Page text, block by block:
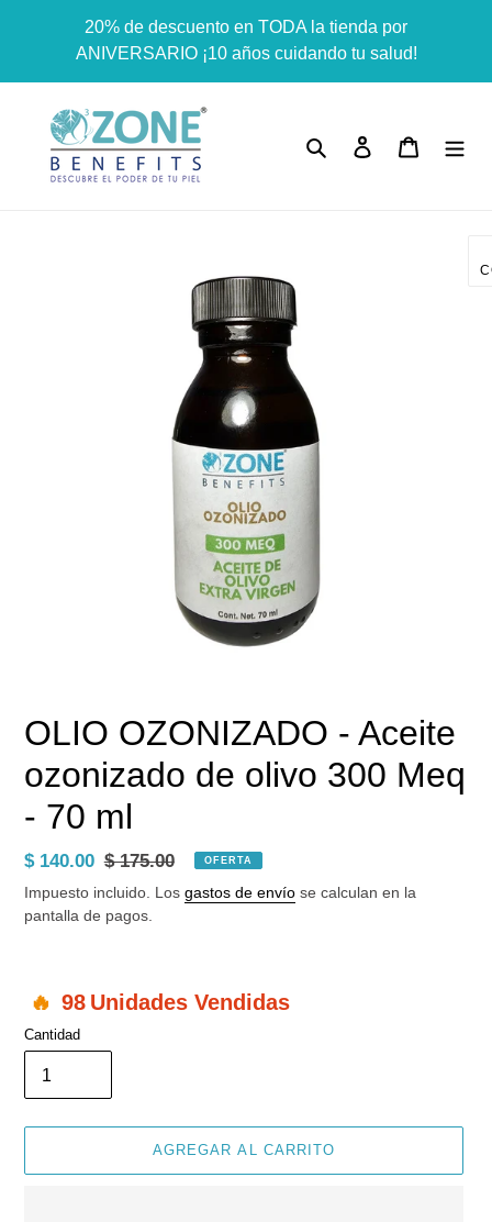
Dummy products title
Surat, Gujarat
directamente
contenido
20% de descuento en TODA la tienda por
ANIVERSARIO ¡10 años cuidando tu salud!
Buscar Ingresar Carrito
OLIO OZONIZADO - Aceite
ozonizado de olivo 300 Meq
- 70 ml
Precio
de
venta
$ 140.00 Precio
habitual
$ 175.00 OFERTA
Impuesto incluido. Los gastos de envío se calculan en la
pantalla de pagos.
98 Unidades Vendidas
Cantidad
AGREGAR AL CARRITO